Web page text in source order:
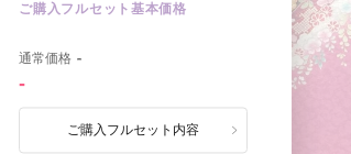
ご購入フルセット基本価格
通常価格 -
-
ご購入フルセット内容